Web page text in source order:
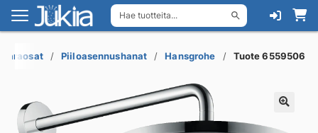
Hae tuotteita...
Siirry
navigointiin
Siirry
sisältöön
Piiloasennushanat Hansgrohe Tuote 6559506